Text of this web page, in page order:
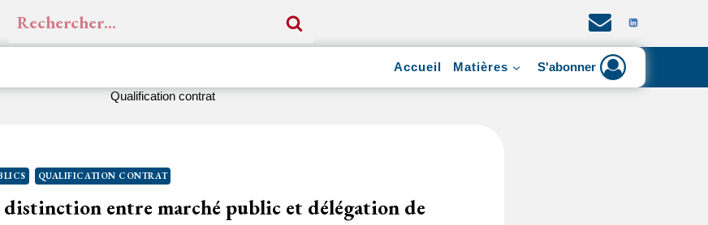
Rechercher :
Accueil Matières S'abonner
Qualification contrat
QUALIFICATION CONTRAT
distinction entre marché public et délégation de